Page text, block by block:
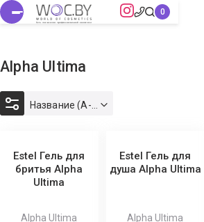
Alpha Ultima
Estel Гель для
бритья Alpha
Ultima
Alpha Ultima
Estel Гель для
душа Alpha Ultima
Alpha Ultima